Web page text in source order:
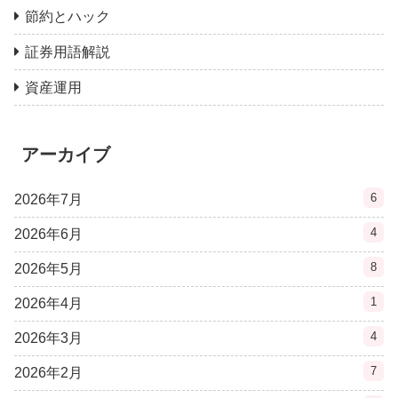
節約とハック
証券用語解説
資産運用
アーカイブ
2026年7月 6
2026年6月 4
2026年5月 8
2026年4月 1
2026年3月 4
2026年2月 7